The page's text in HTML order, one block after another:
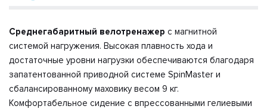
Среднегабаритный велотренажер с магнитной
системой нагружения. Высокая плавность хода и
достаточные уровни нагрузки обеспечиваются благодаря
запатентованной приводной системе SpinMaster и
сбалансированному маховику весом 9 кг.
Комфортабельное сидение с впрессованными гелиевыми